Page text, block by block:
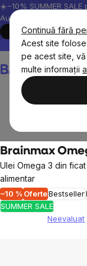
Continuă fără
Acest site
pe acest site,
multe informații
Treci
la
conținut
☀️−10% SUMMER
August, 2026.
Peste 200.000 de
Brainmax
Ulei Omega 3 din
alimentar
–10 % OferteBestseller
SUMMER SALE
Neevaluat